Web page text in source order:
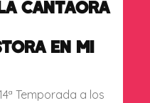
CANTAORA
EN MI
Temporada a los